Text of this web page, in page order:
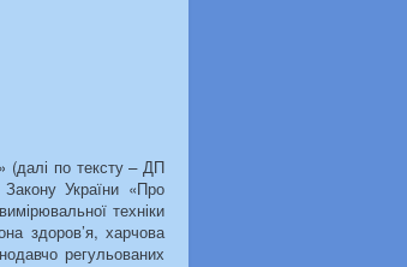
(далі по тексту – ДП
Закону України «Про
техніки
здоров’я, харчова
регульованих